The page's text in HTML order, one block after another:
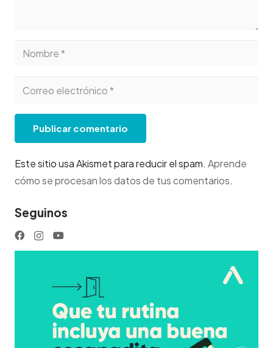
Publicar comentario
Este sitio usa Akismet para reducir el spam. Aprende
cómo se procesan los datos de tus comentarios.
Seguinos